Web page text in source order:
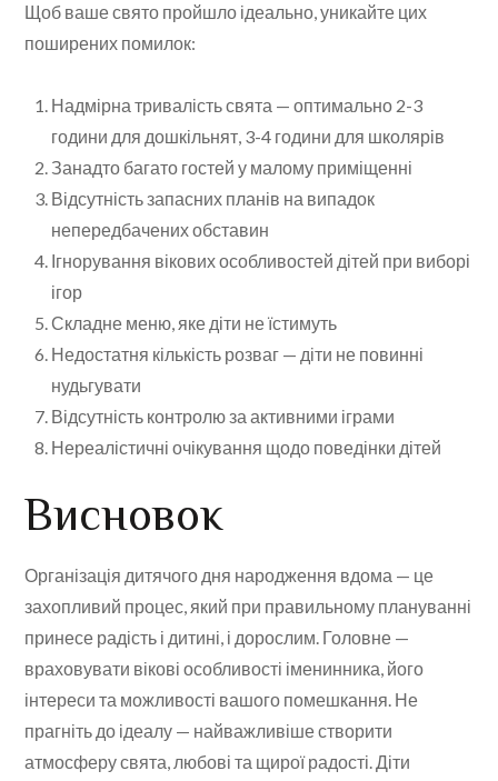
Щоб ваше свято пройшло ідеально, уникайте цих
поширених помилок:
Надмірна тривалість свята — оптимально 2-3
години для дошкільнят, 3-4 години для школярів
Занадто багато гостей у малому приміщенні
Відсутність запасних планів на випадок
непередбачених обставин
Ігнорування вікових особливостей дітей при виборі
ігор
Складне меню, яке діти не їстимуть
Недостатня кількість розваг — діти не повинні
нудьгувати
Відсутність контролю за активними іграми
Нереалістичні очікування щодо поведінки дітей
Висновок
Організація дитячого дня народження вдома — це
захопливий процес, який при правильному плануванні
принесе радість і дитині, і дорослим. Головне —
враховувати вікові особливості іменинника, його
інтереси та можливості вашого помешкання. Не
прагніть до ідеалу — найважливіше створити
атмосферу свята, любові та щирої радості. Діти